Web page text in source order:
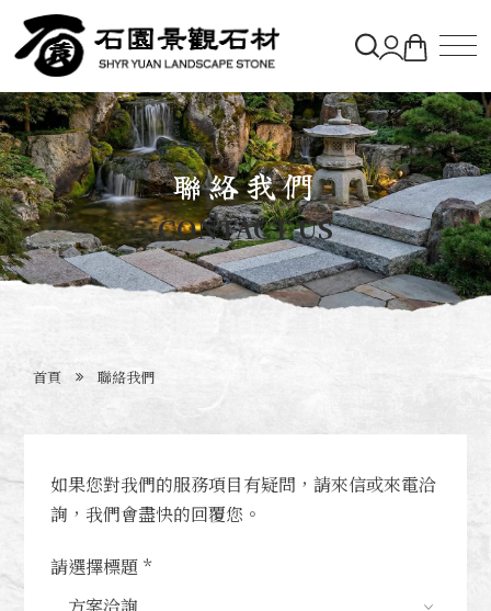
關於石園
石材&購物車
造景實績
聯絡我們
CONTACT US
首頁 聯絡我們
如果您對我們的服務項目有疑問，請來信或來電洽
詢，我們會盡快的回覆您。
請選擇標題 *